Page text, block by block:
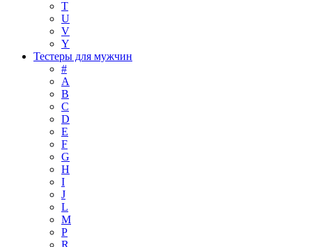
T
U
V
Y
Тестеры для мужчин
#
A
B
C
D
E
F
G
H
I
J
L
M
P
R